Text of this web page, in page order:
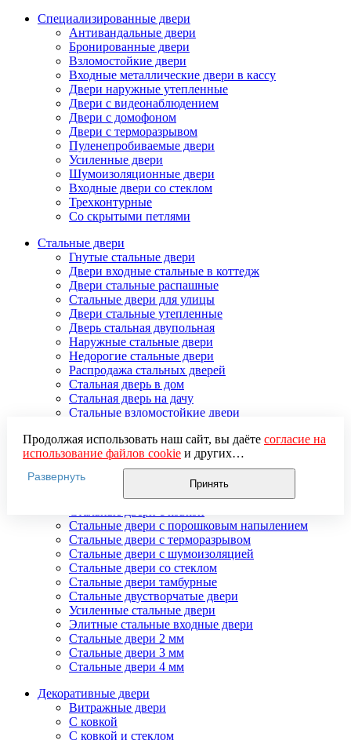
Специализированные двери
Антивандальные двери
Бронированные двери
Взломостойкие двери
Входные металлические двери в кассу
Двери наружные утепленные
Двери с видеонаблюдением
Двери с домофоном
Двери с терморазрывом
Пуленепробиваемые двери
Усиленные двери
Шумоизоляционные двери
Входные двери со стеклом
Трехконтурные
Со скрытыми петлями
Стальные двери
Гнутые стальные двери
Двери входные стальные в коттедж
Двери стальные распашные
Стальные двери для улицы
Двери стальные утепленные
Дверь стальная двупольная
Наружные стальные двери
Недорогие стальные двери
Распродажа стальных дверей
Стальная дверь в дом
Стальная дверь на дачу
Стальные взломостойкие двери
Стальные двери в подъезд
Стальные двери внутреннего открывания
Стальные двери массив
Стальные двери мдф
Стальные двери с зеркалом
Стальные двери с порошковым напылением
Стальные двери с терморазрывом
Стальные двери с шумоизоляцией
Стальные двери со стеклом
Стальные двери тамбурные
Стальные двустворчатые двери
Усиленные стальные двери
Элитные стальные входные двери
Стальные двери 2 мм
Стальные двери 3 мм
Стальные двери 4 мм
Декоративные двери
Витражные двери
С ковкой
С ковкой и стеклом
Продолжая использовать наш сайт, вы даёте согласие на
использование файлов cookieи других
пользовательских данных (включая IP-адрес, сведения о
местоположении, устройстве, действиях на сайте и т. п.)
для функционирования сайта, проведения
использования систем аналитики (например,
Яндекс.Метрика), в соответствии с нашей
обработки персональных данных.
Если вы не хотите, чтобы ваши данные обрабатывались,
настройте ограничения в браузере или покиньте сайт.
Развернуть
Принять